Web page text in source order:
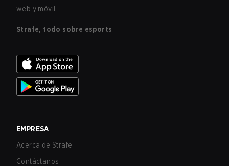
web y móvil.
Strafe, todo sobre esports
EMPRESA
Acerca de Strafe
Contáctanos